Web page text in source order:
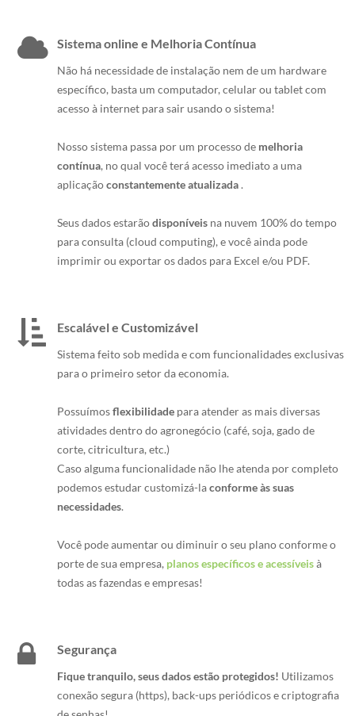
Sistema online e Melhoria Contínua
Não há necessidade de instalação nem de um hardware
específico, basta um computador, celular ou tablet com
acesso à internet para sair usando o sistema!
Nosso sistema passa por um processo de melhoria
contínua, no qual você terá acesso imediato a uma
aplicaçãoconstantemente atualizada.
Seus dados estarãodisponíveis na nuvem 100% do tempo
para consulta (cloud computing), e você ainda pode
imprimir ou exportar os dados para Excel e/ou PDF.
Escalável e Customizável
Sistema feito sob medida e com funcionalidades exclusivas
para o primeiro setor da economia.
Possuímosflexibilidade para atender as mais diversas
atividades dentro do agronegócio (café, soja, gado de
corte, citricultura, etc.)
Caso alguma funcionalidade não lhe atenda por completo
podemos estudar customizá-laconforme às suas
necessidades.
Você pode aumentar ou diminuir o seu plano conforme o
porte de sua empresa, planos específicos e acessíveisà
todas as fazendas e empresas!
Segurança
Fique tranquilo, seus dados estão protegidos! Utilizamos
conexão segura (https), back-ups periódicos e criptografia